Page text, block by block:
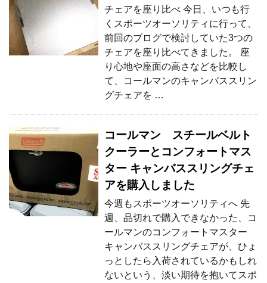
チェアを座り比べ 今日、いつも行
くスポーツオーソリティに行って、
前回のブログで検討していた3つの
チェアを座り比べてきました。 座
り心地や座面の高さなどを比較し
て、コールマンのキャンバススリン
グチェアを …
コールマン スチールベルト
クーラーとコンフォートマス
ター キャンバススリングチェ
アを購入しました
今週もスポーツオーソリティへ 先
週、品切れで購入できなかった、コ
ールマンのコンフォートマスター
キャンバススリングチェアが、ひょ
っとしたら入荷されているかもしれ
ないという、淡い期待を抱いてスポ